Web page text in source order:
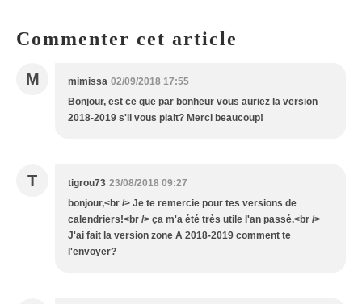
Commenter cet article
M mimissa 02/09/2018 17:55
Bonjour, est ce que par bonheur vous auriez la version
2018-2019 s'il vous plait? Merci beaucoup!
T tigrou73 23/08/2018 09:27
bonjour,<br /> Je te remercie pour tes versions de
calendriers!<br /> ça m'a été très utile l'an passé.<br />
J'ai fait la version zone A 2018-2019 comment te
l'envoyer?